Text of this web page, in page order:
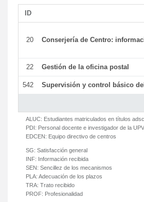
ID
20 Conserjería de Centro:
22 Gestión de la oficina postal
542 Supervisión y control básico
ALUC: Estudiantes matriculados en títulos
PDI: Personal docente e investigador de la UPV
EDCEN: Equipo directivo de centros
SG: Satisfacción general
INF: Información recibida
SEN: Sencillez de los mecanismos
PLA: Adecuación de los plazos
TRA: Trato recibido
PROF: Profesionalidad